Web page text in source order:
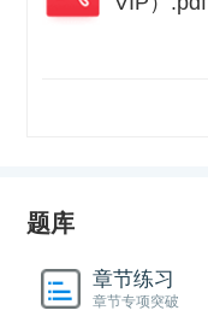
题库
章节练习
章节专项突破